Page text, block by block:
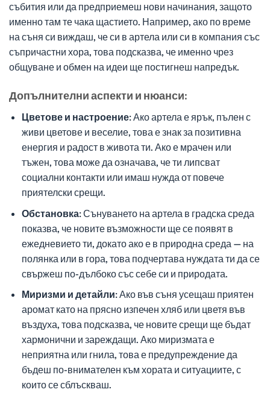
събития или да предприемеш нови начинания, защото
именно там те чака щастието. Например, ако по време
на съня си виждаш, че си в артела или си в компания със
съпричастни хора, това подсказва, че именно чрез
общуване и обмен на идеи ще постигнеш напредък.
Допълнителни аспекти и нюанси:
Цветове и настроение: Ако артела е ярък, пълен с
живи цветове и веселие, това е знак за позитивна
енергия и радост в живота ти. Ако е мрачен или
тъжен, това може да означава, че ти липсват
социални контакти или имаш нужда от повече
приятелски срещи.
Обстановка: Сънуването на артела в градска среда
показва, че новите възможности ще се появят в
ежедневието ти, докато ако е в природна среда — на
полянка или в гора, това подчертава нуждата ти да се
свържеш по-дълбоко със себе си и природата.
Миризми и детайли: Ако във съня усещаш приятен
аромат като на прясно изпечен хляб или цветя във
въздуха, това подсказва, че новите срещи ще бъдат
хармонични и зареждащи. Ако миризмата е
неприятна или гнила, това е предупреждение да
бъдеш по-внимателен към хората и ситуациите, с
които се сблъскваш.